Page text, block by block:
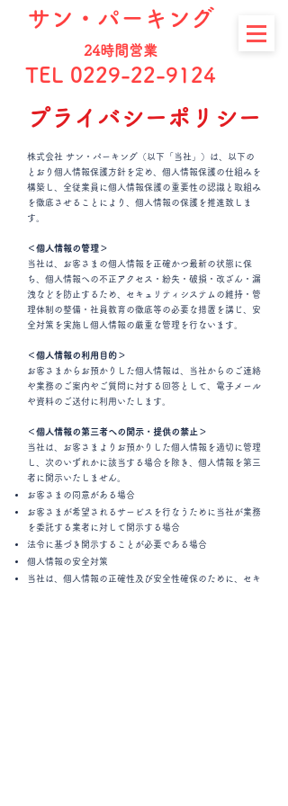
サン・パーキング
24時間営業
TEL 0229-22-9124
プライバシーポリシー
株式会社 サン・パーキング（以下「当社」）は、以下の
とおり個人情報保護方針を定め、個人情報保護の仕組みを
構築し、全従業員に個人情報保護の重要性の認識と取組み
を徹底させることにより、個人情報の保護を推進致しま
す。
＜個人情報の管理＞
当社は、お客さまの個人情報を正確かつ最新の状態に保
ち、個人情報への不正アクセス・紛失・破損・改ざん・漏
洩などを防止するため、セキュリティシステムの維持・管
理体制の整備・社員教育の徹底等の必要な措置を講じ、安
全対策を実施し個人情報の厳重な管理を行ないます。
＜個人情報の利用目的＞
お客さまからお預かりした個人情報は、当社からのご連絡
や業務のご案内やご質問に対する回答として、電子メール
や資料のご送付に利用いたします。
＜個人情報の第三者への開示・提供の禁止＞
当社は、お客さまよりお預かりした個人情報を適切に管理
し、次のいずれかに該当する場合を除き、個人情報を第三
者に開示いたしません。
お客さまの同意がある場合
お客さまが希望されるサービスを行なうために当社が業務
を委託する業者に対して開示する場合
法令に基づき開示することが必要である場合
個人情報の安全対策
当社は、個人情報の正確性及び安全性確保のために、セキ